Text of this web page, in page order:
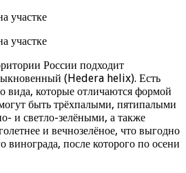
России подходит
(Hedera helix). Есть
вида, которые отличаются формой
быть трёхпалыми, пятипалыми
и светло-зелёными, а также
и вечнозелёное, что выгодно
винограда, после которого по осени